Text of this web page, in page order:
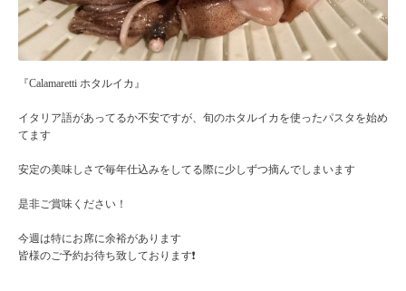
『Calamaretti ホタルイカ』
イタリア語があってるか不安ですが、旬のホタルイカを使ったパスタを始め
てます
安定の美味しさで毎年仕込みをしてる際に少しずつ摘んでしまいます
是非ご賞味ください！
今週は特にお席に余裕があります
皆様のご予約お待ち致しております❗️